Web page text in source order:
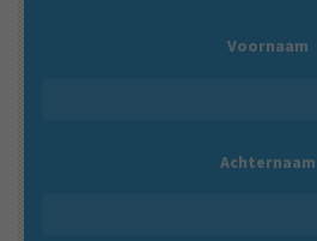
Voornaam
Achternaam